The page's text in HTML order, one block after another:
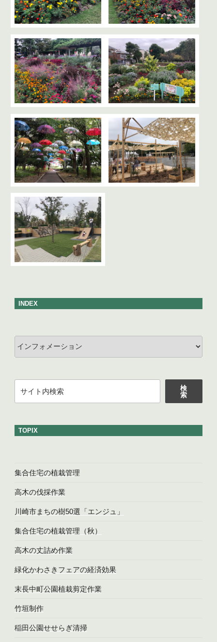
INDEX
テ
検
索
TOPIX
集合住宅の植栽管理
高木の伐採作業
川崎市まちの樹50選「エンジュ」
集合住宅の植栽管理（秋）
高木の丈詰め作業
緑化かわさきフェアの経済効果
末長中町公園植栽剪定作業
竹垣制作
稲田公園せせらぎ清掃